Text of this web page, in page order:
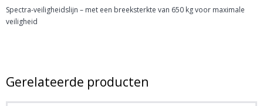
Spectra-veiligheidslijn – met een breeksterkte van 650 kg voor maximale
veiligheid
Gerelateerde producten